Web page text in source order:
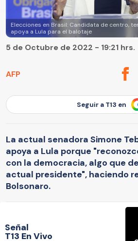
Elecciones en Brasil: Candidata de centro,
apoya a Lula para el balotaje
AFP
5 de Octubre de 2022 - 19:21 hrs.
Seguir a T13 en
La actual senadora Simone
apoya a Lula porque
con la democracia, algo que
actual presidente", haciendo
Bolsonaro.
Señal
T13 En Vivo